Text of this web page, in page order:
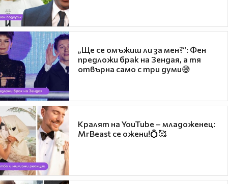
„Ще се омъжиш ли за мен?“: Фен
предложи брак на Зендая, а тя
отвърна само с три думи😅
Кралят на YouTube – младоженец:
MrBeast се ожени!💍🥰